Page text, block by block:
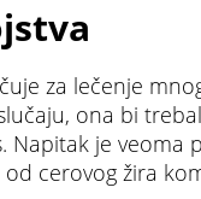
za lečenje
ona bi
je veoma
cerovog žira